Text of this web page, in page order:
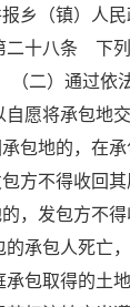
乡（镇）人
八条 下列
）通过依
将承包地交
承包地的，
方不得收回
的，发包
承包人死
得的土地